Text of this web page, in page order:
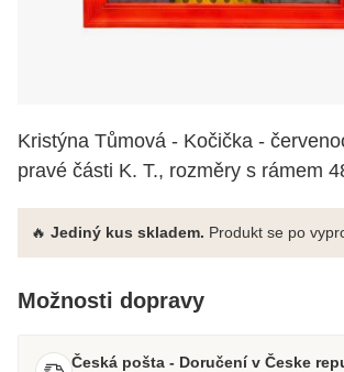
Kristýna Tůmová - Kočička -
pravé části K. T., rozměry s rámem
🔥 Jediný kus skladem. Produkt se po
Možnosti dopravy
Česká pošta - Doručení v Česke